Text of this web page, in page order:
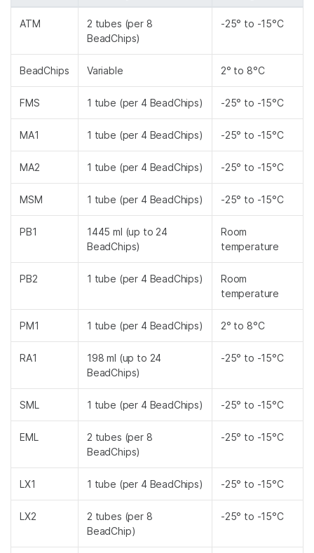
ATM
2 tubes (per 8
BeadChips)
-25° to -15°C
BeadChips Variable 2° to 8°C
FMS 1 tube (per 4 BeadChips) -25° to -15°C
MA1 1 tube (per 4 BeadChips) -25° to -15°C
MA2 1 tube (per 4 BeadChips) -25° to -15°C
MSM 1 tube (per 4 BeadChips) -25° to -15°C
PB1
1445 ml (up to 24
BeadChips)
Room
temperature
PB2 1 tube (per 4 BeadChips)
Room
temperature
PM1 1 tube (per 4 BeadChips) 2° to 8°C
RA1
198 ml (up to 24
BeadChips)
-25° to -15°C
SML 1 tube (per 4 BeadChips) -25° to -15°C
EML
2 tubes (per 8
BeadChips)
-25° to -15°C
LX1 1 tube (per 4 BeadChips) -25° to -15°C
LX2
2 tubes (per 8
BeadChip)
-25° to -15°C